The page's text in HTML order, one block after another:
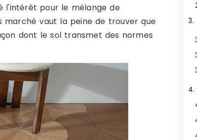
l'intérêt pour le mélange de
marché vaut la peine de trouver que
dont le sol transmet des normes